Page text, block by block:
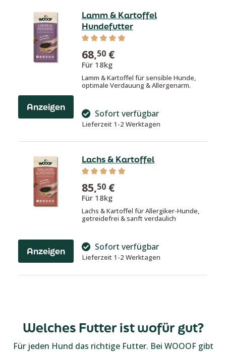
Anzeigen
Lamm & Kartoffel
Hundefutter
Durchschnittliche Bewertung von 4.9
68,50 €
Für 18kg
Lamm & Kartoffel für sensible Hunde,
optimale Verdauung & Allergenarm.
Sofort verfügbar
Lieferzeit 1-2 Werktagen
Anzeigen
Lachs & Kartoffel
Durchschnittliche Bewertung von 5
85,50 €
Für 18kg
Lachs & Kartoffel für Allergiker-Hunde,
getreidefrei & sanft verdaulich
Sofort verfügbar
Lieferzeit 1-2 Werktagen
Welches Futter ist wofür gut?
Für jeden Hund das richtige Futter. Bei WOOOF gibt